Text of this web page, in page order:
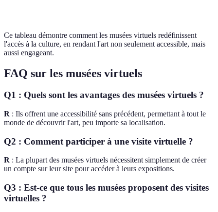
Ce tableau démontre comment les musées virtuels redéfinissent
l'accès à la culture, en rendant l'art non seulement accessible, mais
aussi engageant.
FAQ sur les musées virtuels
Q1 : Quels sont les avantages des musées virtuels ?
R : Ils offrent une accessibilité sans précédent, permettant à tout le
monde de découvrir l'art, peu importe sa localisation.
Q2 : Comment participer à une visite virtuelle ?
R : La plupart des musées virtuels nécessitent simplement de créer
un compte sur leur site pour accéder à leurs expositions.
Q3 : Est-ce que tous les musées proposent des visites
virtuelles ?